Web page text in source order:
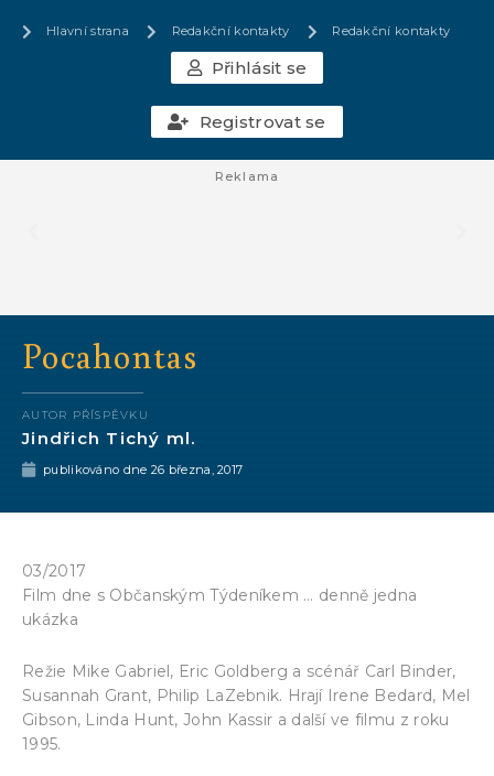
Hlavní strana Redakční kontakty Redakční kontakty
Přihlásit se
Registrovat se
Reklama
Pocahontas
AUTOR PŘÍSPĚVKU
Jindřich Tichý ml.
publikováno dne 26 března, 2017
03/2017
Film dne s Občanským Týdeníkem … denně jedna
ukázka
Režie Mike Gabriel, Eric Goldberg a scénář Carl Binder,
Susannah Grant, Philip LaZebnik. Hrají Irene Bedard, Mel
Gibson, Linda Hunt, John Kassir a další ve filmu z roku
1995.